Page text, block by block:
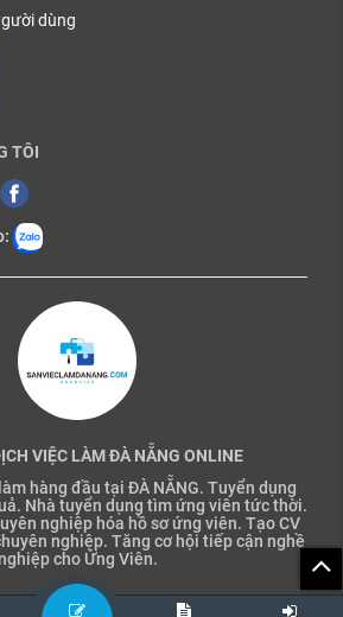
dùng
TÔI
VIỆC LÀM ĐÀ NẴNG ONLINE
hàng đầu tại ĐÀ NẴNG. Tuyển dụng
Nhà tuyển dụng tìm ứng viên tức thời.
nghiệp hóa hồ sơ ứng viên. Tạo CV
nghiệp. Tăng cơ hội tiếp cận nghề
nghiệp cho Ứng Viên.